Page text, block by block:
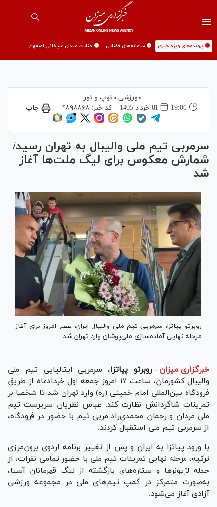
🟡 پرونده‌های ویژه خبری 🟡 سامانه‌های قضایی 🟡 جنایت میدان علیخانی اصفهان
ورزشی
توپ و تور
19:06
01 خرداد 1405 کد خبر: ۴۸۹۸۸۶۸ چاپ
سرمربی تیم ملی والیبال به تهران رسید/
شمارش معکوس برای لیگ ملت‌ها آغاز
شد
روبرتو پیاتزا، سرمربی تیم ملی والیبال ایران، عصر امروز برای آغاز
مرحله نهایی آماده‌سازی ملی‌پوشان وارد تهران شد.
خبرگزاری میزان - روبرتو پیاتزا، سرمربی ایتالیایی تیم ملی
والیبال کشورمان، ساعت ۱۷ امروز جمعه اول خردادماه از طریق
فرودگاه بین‌المللی امام خمینی (ره) وارد تهران شد تا شخصا بر
تمرینات شاگردانش نظارت کند. عباس نظریان سرپرست تیم
ملی مردان و رحمان محمدی‌راد مربی تیم با حضور در فرودگاه،
از سرمربی تیم ملی استقبال کردند.
با ورود پیاتزا به ایران و پس از تغییر برنامه اردوی برون‌مرزی
ترکیه، مرحله نهایی تمرینات تیم ملی با حضور تمامی نفرات، از
جمله لژیونر‌ها و ستاره‌های بازگشته از لیگ قهرمانان آسیا،
به‌صورت متمرکز در کمپ تیم‌های ملی در مجموعه ورزشی
آزادی آغاز می‌شود.